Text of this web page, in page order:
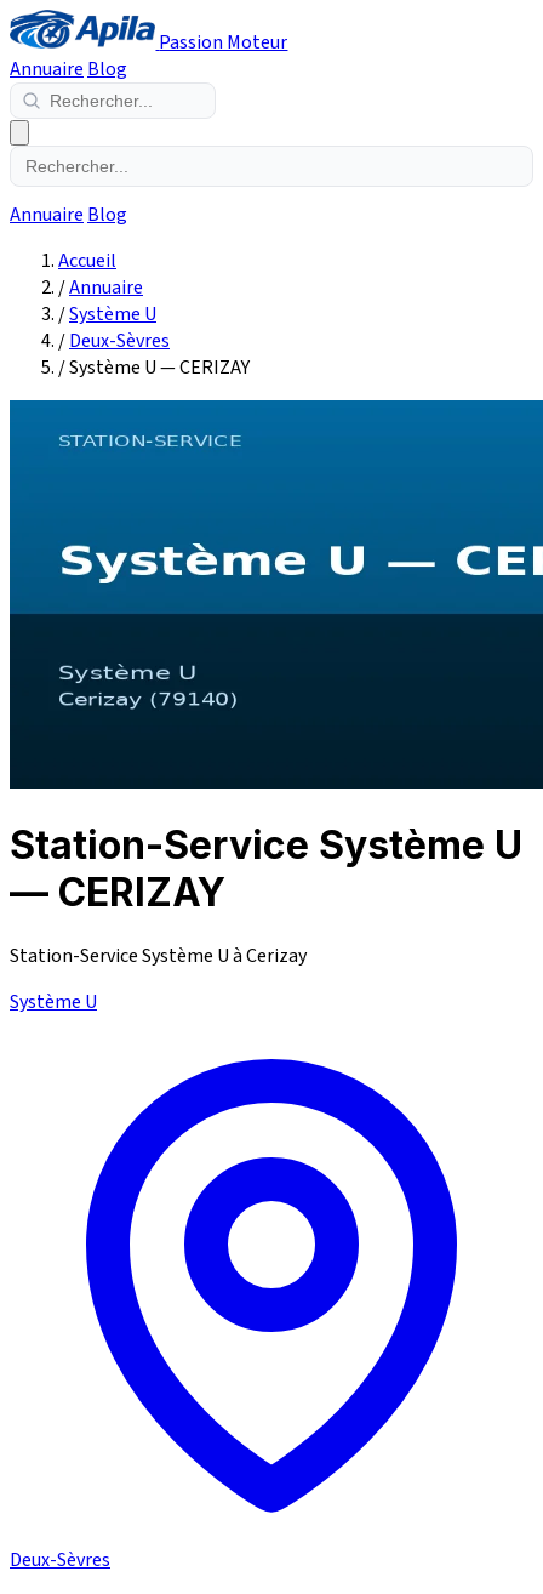
Passion Moteur
Annuaire Blog
Annuaire Blog
Accueil
/Annuaire
/Système U
/Deux-Sèvres
/Système U — CERIZAY
Station-Service Système U
— CERIZAY
Station-Service Système U à Cerizay
Système U
Deux-Sèvres